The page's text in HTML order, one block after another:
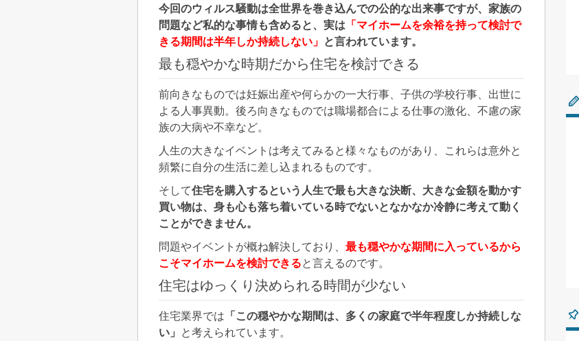
今回のウィルス騒動は全世界を巻き込んでの公的な出来事ですが、家族の
問題など私的な事情も含めると、実は 「マイホームを余裕を持って検討で
きる期間は半年しか持続しない」 と言われています。
最も穏やかな時期だから住宅を検討できる
前向きなものでは妊娠出産や何らかの一大行事、子供の学校行事、出世に
よる人事異動。後ろ向きなものでは職場都合による仕事の激化、不慮の家
族の大病や不幸など。
人生の大きなイベントは考えてみると様々なものがあり、これらは意外と
頻繁に自分の生活に差し込まれるものです。
そして住宅を購入するという人生で最も大きな決断、大きな金額を動かす
買い物は、身も心も落ち着いている時でないとなかなか冷静に考えて動く
ことができません。
問題やイベントが概ね解決しており、 最も穏やかな期間に入っているから
こそマイホームを検討できると言えるのです。
住宅はゆっくり決められる時間が少ない
住宅業界では 「この穏やかな期間は、多くの家庭で半年程度しか持続しな
い」 と考えられています。